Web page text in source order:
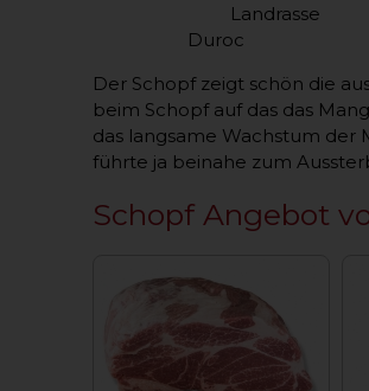
Landrasse
Duroc
Der Schopf zeigt schön die
beim Schopf auf das das
das langsame Wachstum der
führte ja beinahe zum
Schopf Angebot